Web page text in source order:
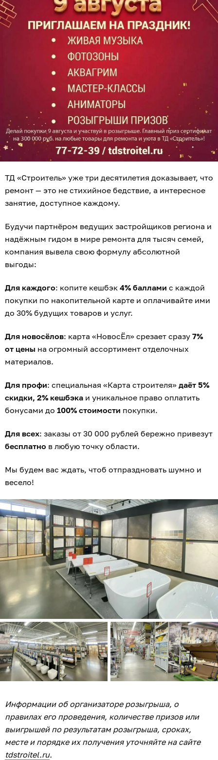
ТД «Строитель» уже три десятилетия доказывает, что
ремонт — это не стихийное бедствие, а интересное
занятие, доступное каждому.
Будучи партнёром ведущих застройщиков региона и
надёжным гидом в мире ремонта для тысяч семей,
компания вывела свою формулу абсолютной
выгоды:
Для каждого: копите кешбэк 4% баллами с каждой
покупки по накопительной карте и оплачивайте ими
до 30% будущих товаров и услуг.
Для новосёлов: карта «НовосЁл» срезает сразу 7%
от цены на огромный ассортимент отделочных
материалов.
Для профи: специальная «Карта строителя» даёт 5%
скидки, 2% кешбэка и уникальное право оплатить
бонусами до 100% стоимости покупки.
Для всех: заказы от 30 000 рублей бережно привезут
бесплатно в любую точку области.
Мы будем вас ждать, чтоб отпраздновать шумно и
весело!
Информации об организаторе розыгрыша, о
правилах его проведения, количестве призов или
выигрышей по результатам розыгрыша, сроках,
месте и порядке их получения уточняйте на сайте
tdstroitel.ru.